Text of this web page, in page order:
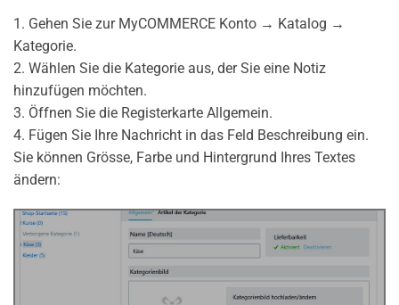
1. Gehen Sie zur MyCOMMERCE Konto → Katalog →
Kategorie.
2. Wählen Sie die Kategorie aus, der Sie eine Notiz
hinzufügen möchten.
3. Öffnen Sie die Registerkarte Allgemein.
4. Fügen Sie Ihre Nachricht in das Feld Beschreibung ein.
Sie können Grösse, Farbe und Hintergrund Ihres Textes
ändern: